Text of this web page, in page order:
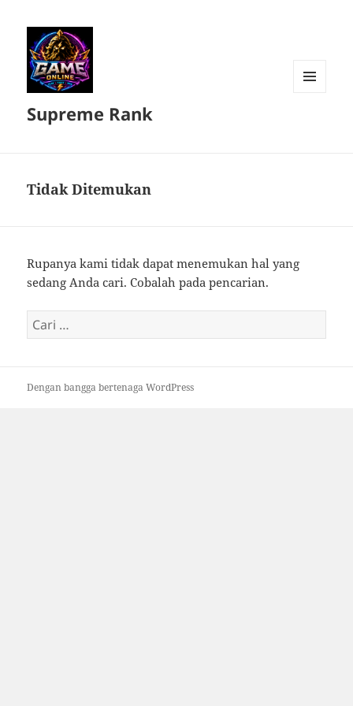
Supreme Rank
Tidak Ditemukan
Rupanya kami tidak dapat menemukan hal yang
sedang Anda cari. Cobalah pada pencarian.
Cari
untuk:
Dengan bangga bertenaga WordPress